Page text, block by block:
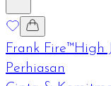
Frank Fire™High
Perhiasan